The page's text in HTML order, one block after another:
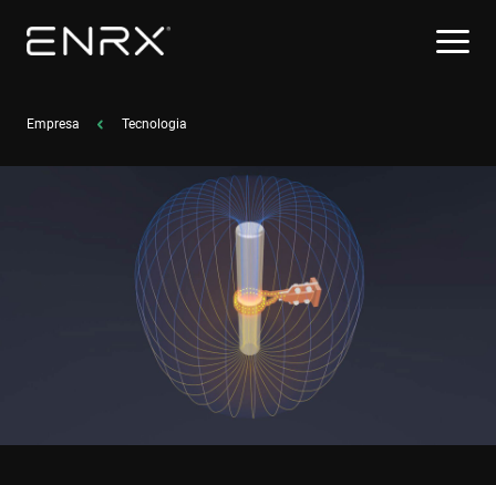
Empresa Tecnologia